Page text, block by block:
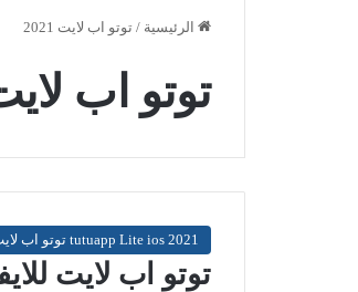
الرئيسية / توتو اب لايت 2021
توتو اب لايت
tutuapp Lite ios 2021 توتو اب لايت Free) Vip) للايفون